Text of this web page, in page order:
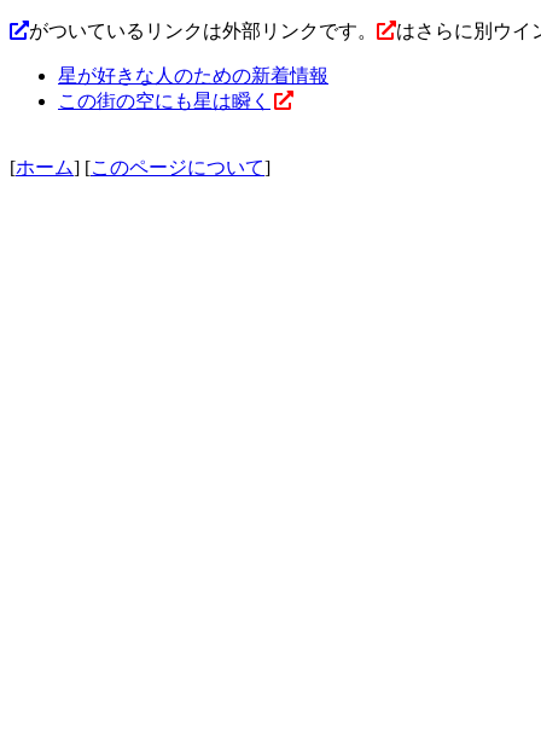
がついているリンクは外部リンクです。 はさらに別ウイ
星が好きな人のための新着情報
この街の空にも星は瞬く
[ホーム] [このページについて]